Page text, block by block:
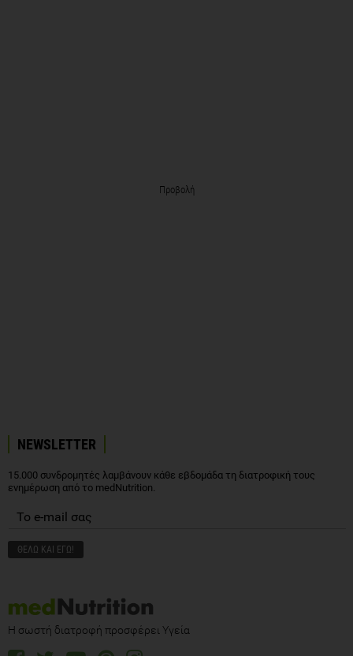
Προβολή
NEWSLETTER
15.000 συνδρομητές λαμβάνουν κάθε εβδομάδα τη διατροφική τους
ενημέρωση από το medNutrition.
Η σωστή διατροφή προσφέρει Υγεία